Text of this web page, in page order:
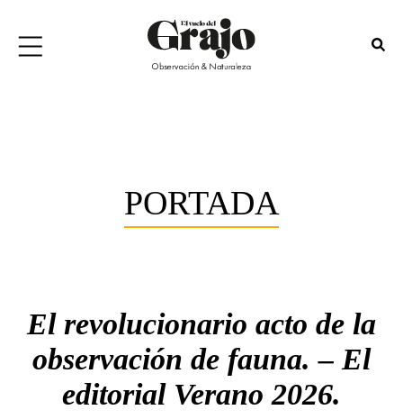
PORTADA
El revolucionario acto de la
observación de fauna. – El
editorial Verano 2026.